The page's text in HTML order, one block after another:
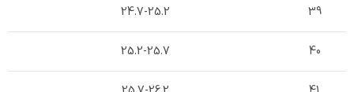
39
24.7-25.2
40
25.2-25.7